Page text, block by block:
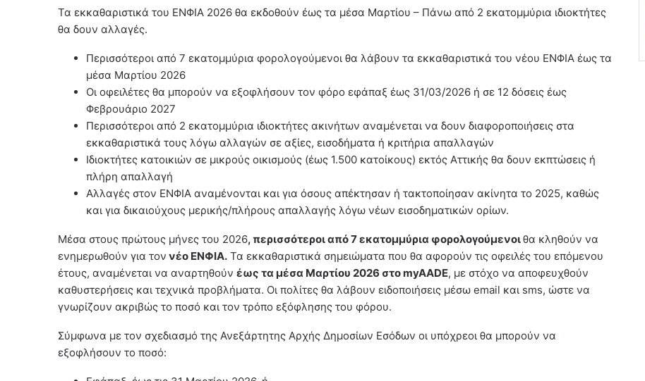
Τα εκκαθαριστικά του ΕΝΦΙΑ 2026 θα εκδοθούν έως τα μέσα Μαρτίου – Πάνω από 2 εκατομμύρια ιδιοκτήτες
θα δουν αλλαγές.
Περισσότεροι από 7 εκατομμύρια φορολογούμενοι θα λάβουν τα εκκαθαριστικά του νέου ΕΝΦΙΑ έως τα
μέσα Μαρτίου 2026
Οι οφειλέτες θα μπορούν να εξοφλήσουν τον φόρο εφάπαξ έως 31/03/2026 ή σε 12 δόσεις έως
Φεβρουάριο 2027
Περισσότεροι από 2 εκατομμύρια ιδιοκτήτες ακινήτων αναμένεται να δουν διαφοροποιήσεις στα
εκκαθαριστικά τους λόγω αλλαγών σε αξίες, εισοδήματα ή κριτήρια απαλλαγών
Ιδιοκτήτες κατοικιών σε μικρούς οικισμούς (έως 1.500 κατοίκους) εκτός Αττικής θα δουν εκπτώσεις ή
πλήρη απαλλαγή
Αλλαγές στον ΕΝΦΙΑ αναμένονται και για όσους απέκτησαν ή τακτοποίησαν ακίνητα το 2025, καθώς
και για δικαιούχους μερικής/πλήρους απαλλαγής λόγω νέων εισοδηματικών ορίων.
Μέσα στους πρώτους μήνες του 2026, περισσότεροι από 7 εκατομμύρια φορολογούμενοιθα κληθούν να
ενημερωθούν για τον νέο ΕΝΦΙΑ. Τα εκκαθαριστικά σημειώματα που θα αφορούν τις οφειλές του επόμενου
έτους, αναμένεται να αναρτηθούν έως τα μέσα Μαρτίου 2026 στο myAADE, με στόχο να αποφευχθούν
καθυστερήσεις και τεχνικά προβλήματα. Οι πολίτες θα λάβουν ειδοποιήσεις μέσω email και sms, ώστε να
γνωρίζουν ακριβώς το ποσό και τον τρόπο εξόφλησης του φόρου.
Σύμφωνα με τον σχεδιασμό της Ανεξάρτητης Αρχής Δημοσίων Εσόδων οι υπόχρεοι θα μπορούν να
εξοφλήσουν το ποσό: